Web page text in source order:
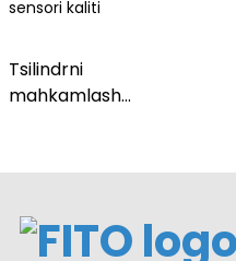
Tsilindrni
mahkamlash